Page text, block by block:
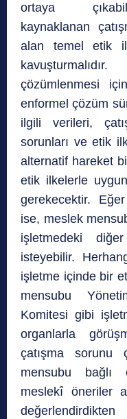
ortaya
kaynaklanan
alan temel etik
çözümlenmesi
enformel çözüm
ilgili verileri,
sorunları ve etik
alternatif hareket
etik ilkelerle
gerekecektir.
ise, meslek
işletmedeki
isteyebilir.
işletme içinde bir
mensubu
Komitesi gibi
organlarla
çatışma sorunu
mensubu bağlı
meslekî öneriler